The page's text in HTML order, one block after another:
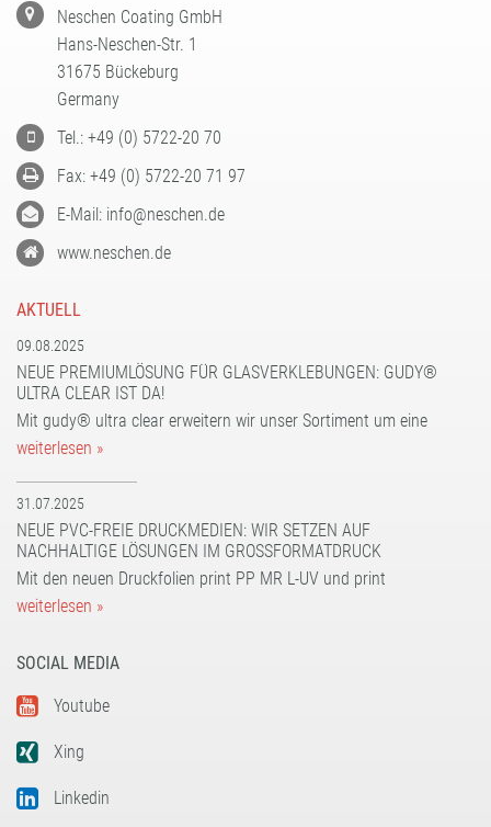
Neschen Coating GmbH
Hans-Neschen-Str. 1
31675 Bückeburg
Germany
Tel.: +49 (0) 5722-20 70
Fax: +49 (0) 5722-20 71 97
E-Mail: info@neschen.de
www.neschen.de
AKTUELL
09.08.2025
NEUE PREMIUMLÖSUNG FÜR GLASVERKLEBUNGEN: GUDY®
ULTRA CLEAR IST DA!
Mit gudy® ultra clear erweitern wir unser Sortiment um eine
weiterlesen »
31.07.2025
NEUE PVC-FREIE DRUCKMEDIEN: WIR SETZEN AUF
NACHHALTIGE LÖSUNGEN IM GROSSFORMATDRUCK
Mit den neuen Druckfolien print PP MR L-UV und print
weiterlesen »
SOCIAL MEDIA
Youtube
Xing
Linkedin